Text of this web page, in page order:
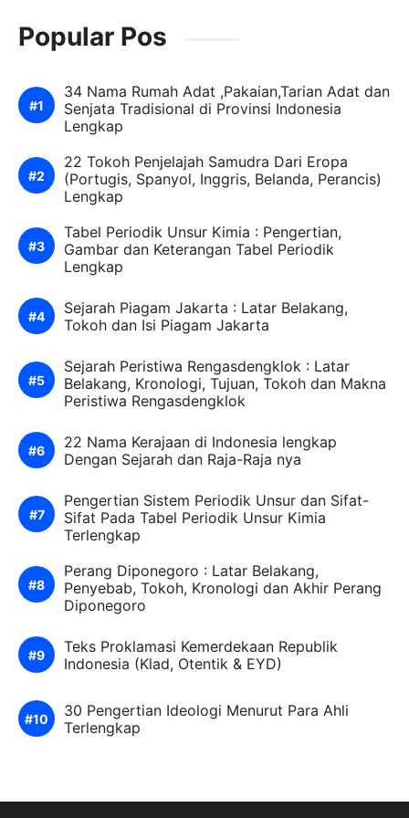
Popular Pos
34 Nama Rumah Adat ,Pakaian,Tarian Adat dan
Senjata Tradisional di Provinsi Indonesia
Lengkap
22 Tokoh Penjelajah Samudra Dari Eropa
(Portugis, Spanyol, Inggris, Belanda, Perancis)
Lengkap
Tabel Periodik Unsur Kimia : Pengertian,
Gambar dan Keterangan Tabel Periodik
Lengkap
Sejarah Piagam Jakarta : Latar Belakang,
Tokoh dan Isi Piagam Jakarta
Sejarah Peristiwa Rengasdengklok : Latar
Belakang, Kronologi, Tujuan, Tokoh dan Makna
Peristiwa Rengasdengklok
22 Nama Kerajaan di Indonesia lengkap
Dengan Sejarah dan Raja-Raja nya
Pengertian Sistem Periodik Unsur dan Sifat-
Sifat Pada Tabel Periodik Unsur Kimia
Terlengkap
Perang Diponegoro : Latar Belakang,
Penyebab, Tokoh, Kronologi dan Akhir Perang
Diponegoro
Teks Proklamasi Kemerdekaan Republik
Indonesia (Klad, Otentik & EYD)
30 Pengertian Ideologi Menurut Para Ahli
Terlengkap